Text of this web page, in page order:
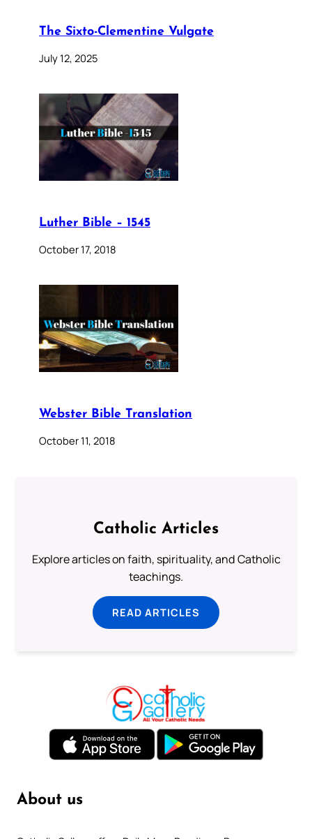
The Sixto-Clementine Vulgate
July 12, 2025
Luther Bible – 1545
October 17, 2018
Webster Bible Translation
October 11, 2018
Catholic Articles
Explore articles on faith, spirituality, and Catholic
teachings.
READ ARTICLES
About us